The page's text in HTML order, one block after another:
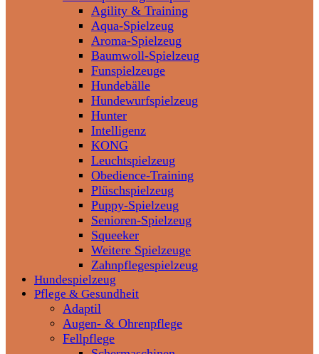
Agility & Training
Aqua-Spielzeug
Aroma-Spielzeug
Baumwoll-Spielzeug
Funspielzeuge
Hundebälle
Hundewurfspielzeug
Hunter
Intelligenz
KONG
Leuchtspielzeug
Obedience-Training
Plüschspielzeug
Puppy-Spielzeug
Senioren-Spielzeug
Squeeker
Weitere Spielzeuge
Zahnpflegespielzeug
Hundespielzeug
Pflege & Gesundheit
Adaptil
Augen- & Ohrenpflege
Fellpflege